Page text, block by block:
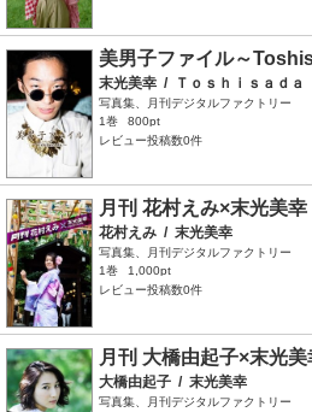
美男子ファイル～
末光美幸 / Ｔｏｓｈｉｓａｄａ
写真集、月刊デジタルファクトリー
1巻
800pt
レビュー投稿数0件
月刊 花村えみ×末光美幸
花村えみ / 末光美幸
写真集、月刊デジタルファクトリー
1巻
1,000pt
レビュー投稿数0件
月刊 大橋由起子×末光美
大橋由起子 / 末光美幸
写真集、月刊デジタルファクトリー